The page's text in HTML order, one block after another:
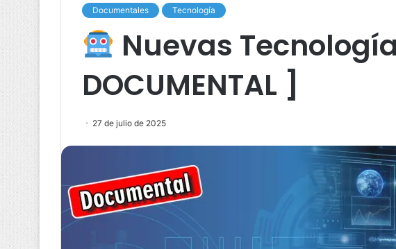
Documentales Tecnología
Nuevas
DOCUMENTAL ]
27 de julio de 2025